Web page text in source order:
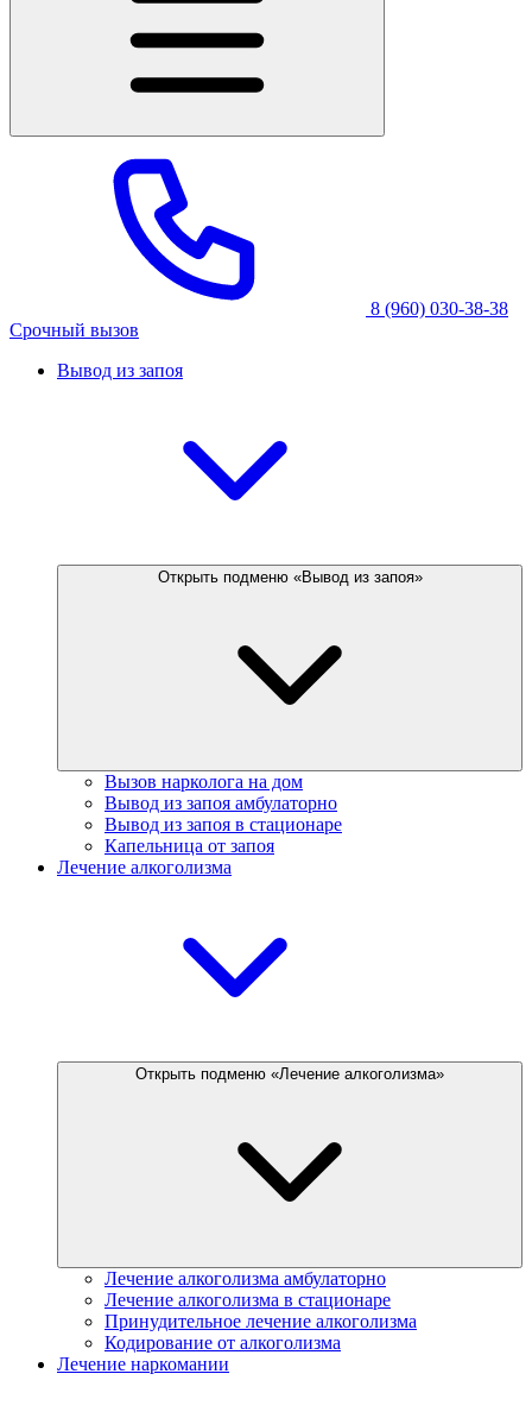
8 (960) 030-38-38
Срочный вызов
Вывод из запоя
Открыть подменю «Вывод из запоя»
Вызов нарколога на дом
Вывод из запоя амбулаторно
Вывод из запоя в стационаре
Капельница от запоя
Лечение алкоголизма
Открыть подменю «Лечение алкоголизма»
Лечение алкоголизма амбулаторно
Лечение алкоголизма в стационаре
Принудительное лечение алкоголизма
Кодирование от алкоголизма
Лечение наркомании